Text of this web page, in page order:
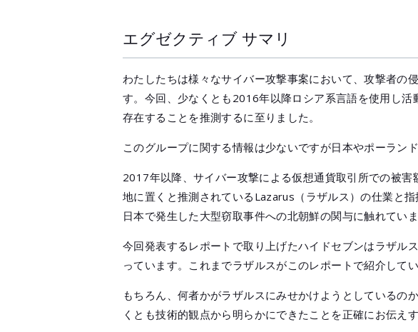
エグゼクティブ サマリ
わたしたちは様々なサイバー攻撃事案において、攻撃者の
す。今回、少なくとも2016年以降ロシア系言語を使用し
存在することを推測するに至りました。
このグループに関する情報は少ないですが日本やポーラン
2017年以降、サイバー攻撃による仮想通貨取引所での被
地に置くと推測されているLazarus（ラザルス）の仕業と
日本で発生した大型窃取事件への北朝鮮の関与に触れていま
今回発表するレポートで取り上げたハイドセブンはラザル
っています。これまでラザルスがこのレポートで紹介して
もちろん、何者かがラザルスにみせかけようとしているの
くとも技術的観点から明らかにできたことを正確にお伝え